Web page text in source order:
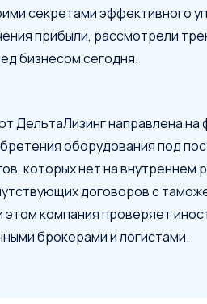
секретами эффективного
прибыли, рассмотрели
бизнесом сегодня.
ДельтаЛизинг направлена
оборудования под
которых нет на внутреннем
договоров с
компания проверяет
брокерами и логистами.